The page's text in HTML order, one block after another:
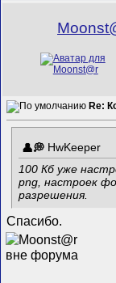
Re:
HwKeeper
100 Кб уже
png, настроек
разрешения.
Спасибо.